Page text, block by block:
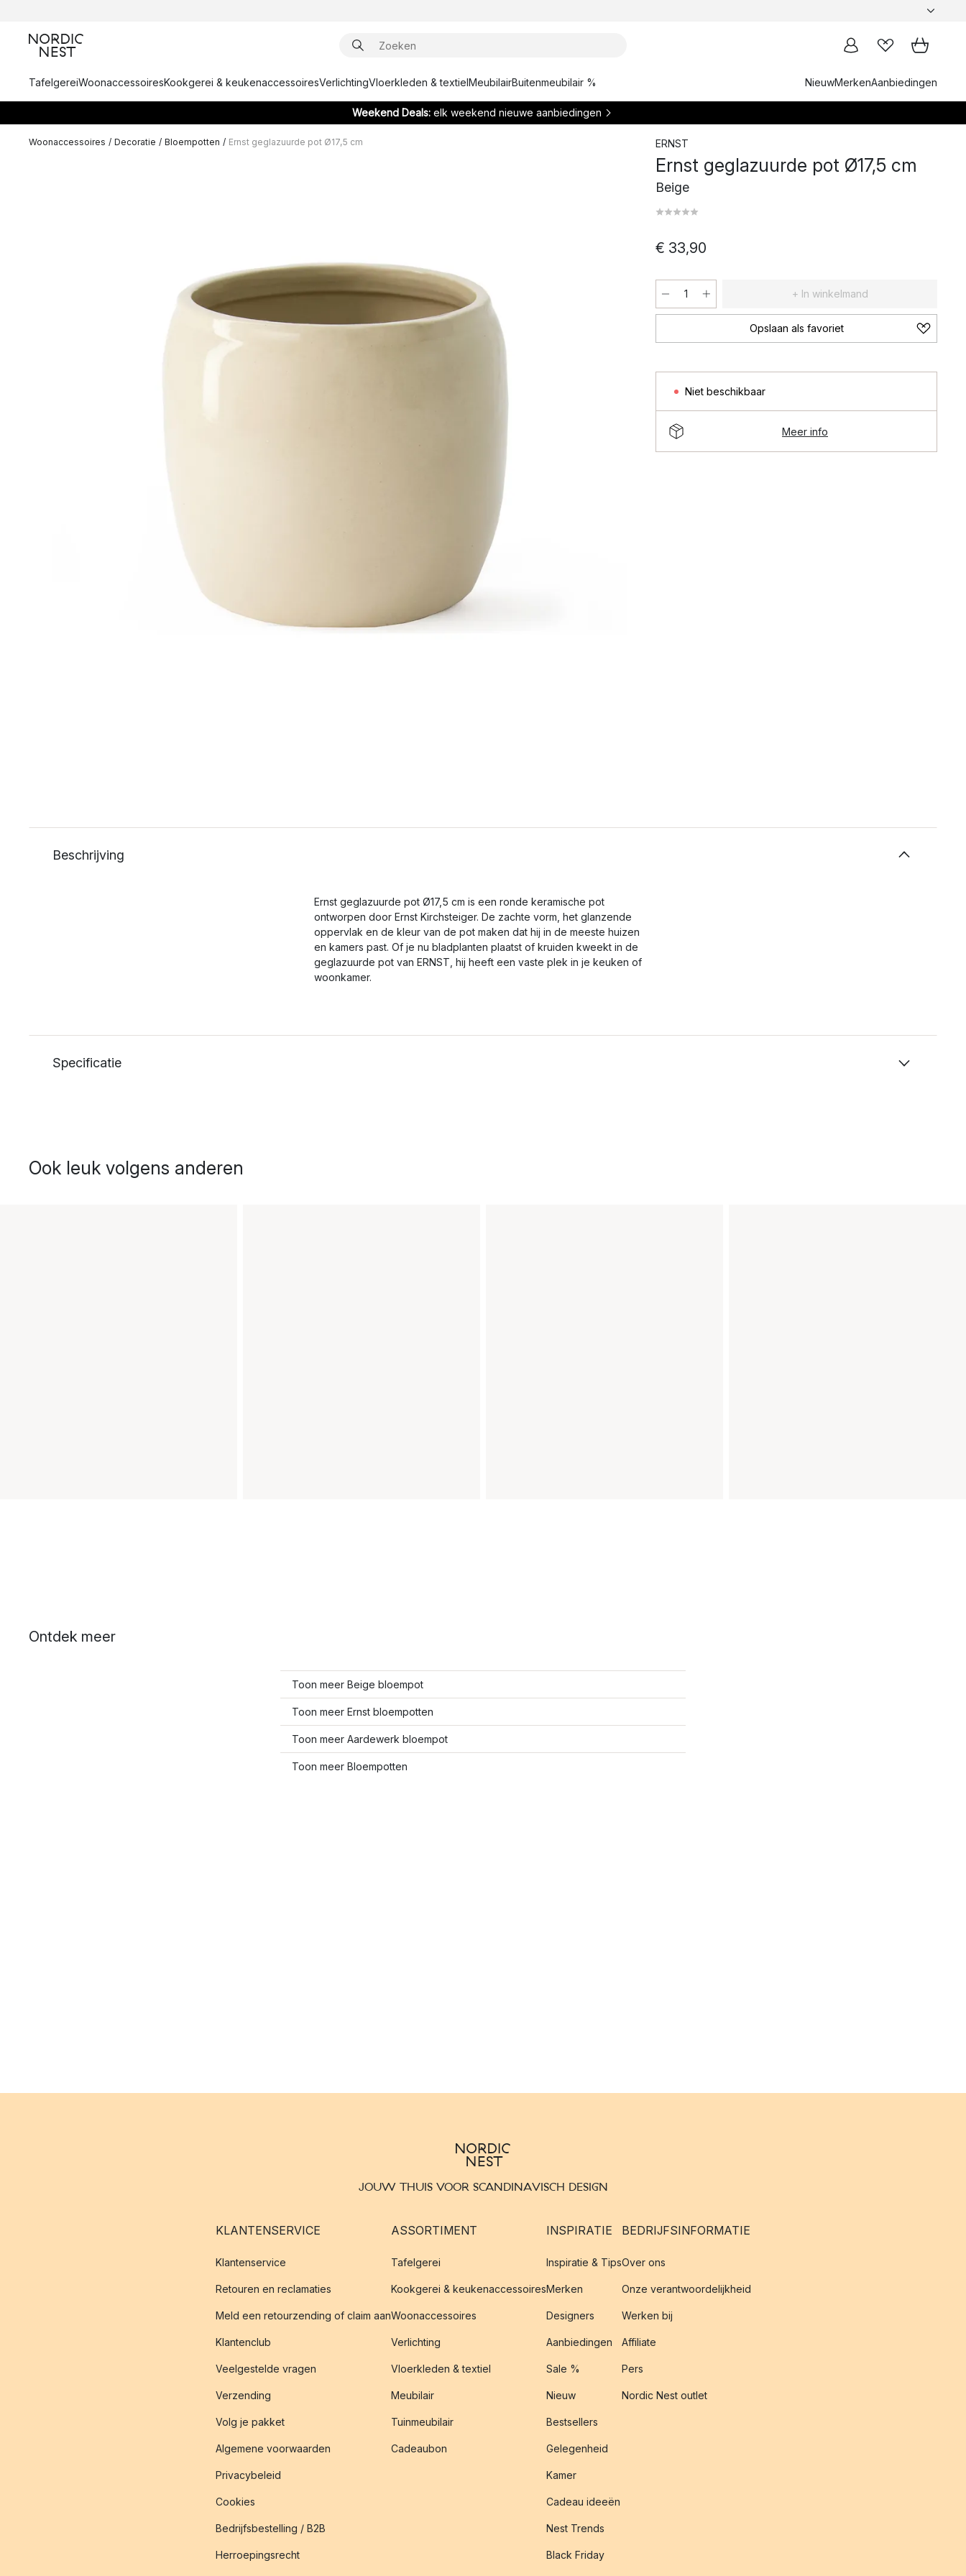
TafelgereiWoonaccessoiresKookgerei & keukenaccessoiresVerlichtingVloerkleden & textielMeubilairBuitenmeubilair % NieuwMerkenAanbiedingen
Weekend Deals: elk weekend nieuwe aanbiedingen
Woonaccessoires / Decoratie / Bloempotten / Ernst geglazuurde pot Ø17,5 cm ERNST
Ernst geglazuurde pot Ø17,5 cm
Beige
€ 33,90
+ In winkelmand
Opslaan als favoriet
Niet beschikbaar
Meer info
Beschrijving
Ernst geglazuurde pot Ø17,5 cm is een ronde keramische pot
ontworpen door Ernst Kirchsteiger. De zachte vorm, het glanzende
oppervlak en de kleur van de pot maken dat hij in de meeste huizen
en kamers past. Of je nu bladplanten plaatst of kruiden kweekt in de
geglazuurde pot van ERNST, hij heeft een vaste plek in je keuken of
woonkamer.
Specificatie
Ook leuk volgens anderen
Ontdek meer
Toon meer Beige bloempot
Toon meer Ernst bloempotten
Toon meer Aardewerk bloempot
Toon meer Bloempotten
JOUW THUIS VOOR SCANDINAVISCH DESIGN
KLANTENSERVICE
Klantenservice
Retouren en reclamaties
Meld een retourzending of claim aan
Klantenclub
Veelgestelde vragen
Verzending
Volg je pakket
Algemene voorwaarden
Privacybeleid
Cookies
Bedrijfsbestelling / B2B
Herroepingsrecht
ASSORTIMENT
Tafelgerei
Kookgerei & keukenaccessoires
Woonaccessoires
Verlichting
Vloerkleden & textiel
Meubilair
Tuinmeubilair
Cadeaubon
INSPIRATIE
Inspiratie & Tips
Merken
Designers
Aanbiedingen
Sale %
Nieuw
Bestsellers
Gelegenheid
Kamer
Cadeau ideeën
Nest Trends
Black Friday
BEDRIJFSINFORMATIE
Over ons
Onze verantwoordelijkheid
Werken bij
Affiliate
Pers
Nordic Nest outlet